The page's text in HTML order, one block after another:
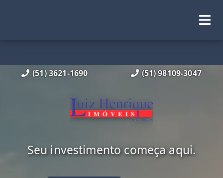
(51) 3621-1690 (51) 98109-3047
Seu investimento começa aqui.